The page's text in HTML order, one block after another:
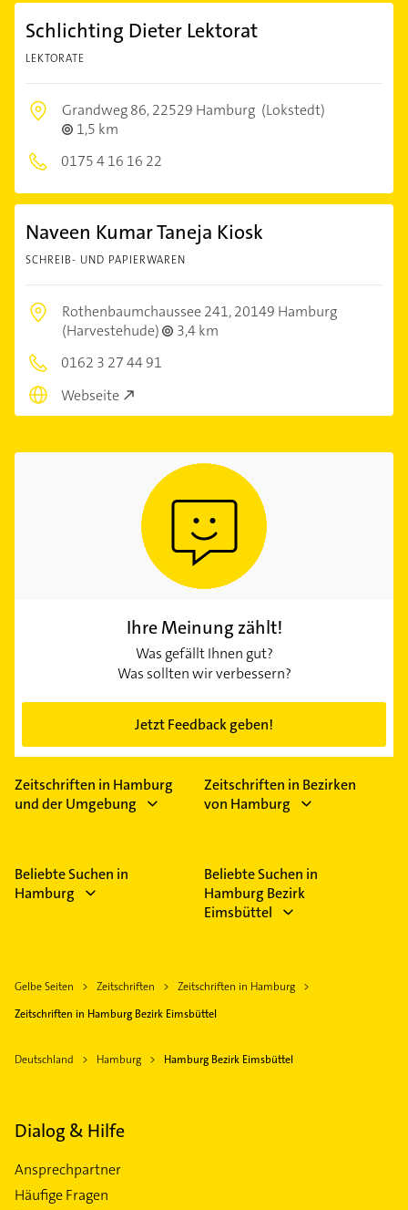
Schlichting Dieter Lektorat
LEKTORATE
Grandweg 86,22529 Hamburg (Lokstedt)
1,5 km
0175 4 16 16 22
Naveen Kumar Taneja Kiosk
SCHREIB- UND PAPIERWAREN
Rothenbaumchaussee 241,20149 Hamburg
(Harvestehude)
3,4 km
0162 3 27 44 91
Webseite
Ihre Meinung zählt!
Was gefällt Ihnen gut?
Was sollten wir verbessern?
Jetzt Feedback geben!
Zeitschriften in Hamburg
und der Umgebung
Zeitschriften in Bezirken
von Hamburg
Beliebte Suchen in
Hamburg
Beliebte Suchen in
Hamburg Bezirk
Eimsbüttel
Gelbe Seiten Zeitschriften
Zeitschriften in Hamburg
Zeitschriften in Hamburg Bezirk Eimsbüttel
Deutschland Hamburg Hamburg Bezirk Eimsbüttel
Dialog & Hilfe
Ansprechpartner
Häufige Fragen